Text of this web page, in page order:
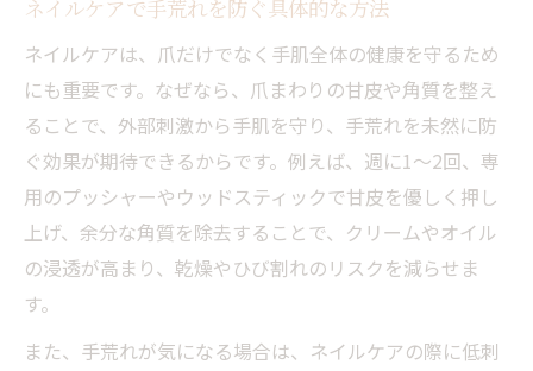
ネイルケアで手荒れを防ぐ具体的な方法
ネイルケアは、爪だけでなく手肌全体の健康を守るため
にも重要です。なぜなら、爪まわりの甘皮や角質を整え
ることで、外部刺激から手肌を守り、手荒れを未然に防
ぐ効果が期待できるからです。例えば、週に1〜2回、専
用のプッシャーやウッドスティックで甘皮を優しく押し
上げ、余分な角質を除去することで、クリームやオイル
の浸透が高まり、乾燥やひび割れのリスクを減らせま
す。
また、手荒れが気になる場合は、ネイルケアの際に低刺